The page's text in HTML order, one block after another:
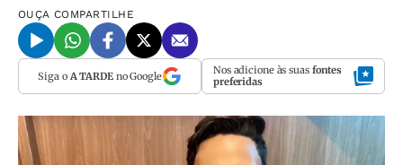
OUÇA COMPARTILHE
Siga o A TARDEno Google Nos adicione às suas fontes
preferidas